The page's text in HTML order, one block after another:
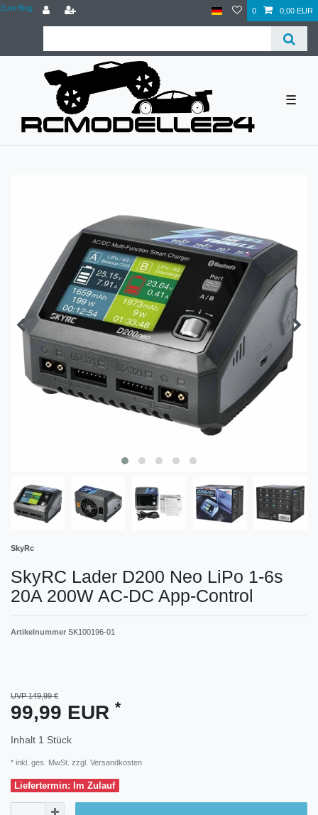
Zum Blog 0 0,00 EUR
☰
SkyRc
SkyRC Lader D200 Neo LiPo 1-6s
20A 200W AC-DC App-Control
Artikelnummer SK100196-01
UVP 149,99 €
99,99 EUR *
Inhalt 1 Stück
* inkl. ges. MwSt. zzgl. Versandkosten
Liefertermin: Im Zulauf